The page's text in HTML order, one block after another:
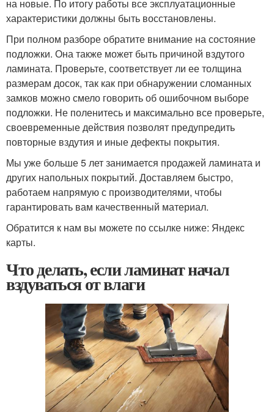
на новые. По итогу работы все эксплуатационные
характеристики должны быть восстановлены.
При полном разборе обратите внимание на состояние
подложки. Она также может быть причиной вздутого
ламината. Проверьте, соответствует ли ее толщина
размерам досок, так как при обнаружении сломанных
замков можно смело говорить об ошибочном выборе
подложки. Не поленитесь и максимально все проверьте,
своевременные действия позволят предупредить
повторные вздутия и иные дефекты покрытия.
Мы уже больше 5 лет занимается продажей ламината и
других напольных покрытий. Доставляем быстро,
работаем напрямую с производителями, чтобы
гарантировать вам качественный материал.
Обратится к нам вы можете по ссылке ниже: Яндекс
карты.
Что делать, если ламинат начал
вздуваться от влаги